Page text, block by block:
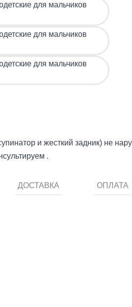
и жесткий задник) не
.
ДОСТАВКА ОПЛАТА